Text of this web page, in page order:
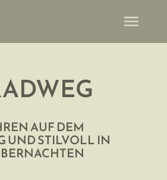
menu
AUF DEM
UND STILVOLL IN